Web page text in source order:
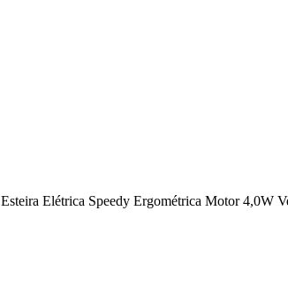
Esteira Elétrica Speedy Ergométrica Motor 4,0W